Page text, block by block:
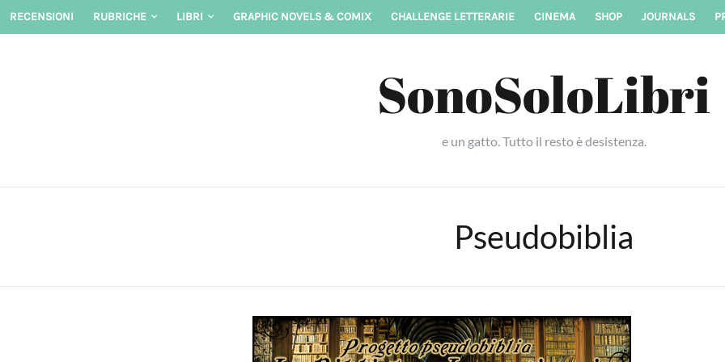
Skip
RECENSIONI RUBRICHE LIBRI GRAPHIC NOVELS & COMIX CHALLENGE LETTERARIE CINEMA SHOP JOURNALS
SonoSoloLibri
e un gatto. Tutto il resto è desistenza.
Pseudobiblia